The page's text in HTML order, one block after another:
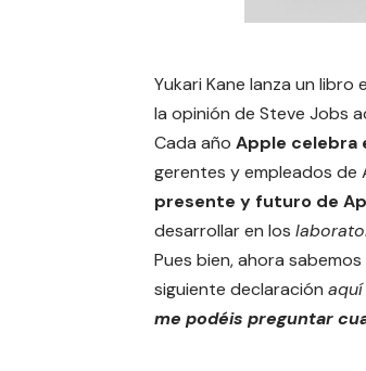
Yukari Kane lanza un libro
la opinión de Steve Jobs
Cada año Apple celebra
gerentes y empleados de
presente y futuro de
desarrollar en los
Pues bien, ahora sabemos
siguiente declaración
me podéis preguntar